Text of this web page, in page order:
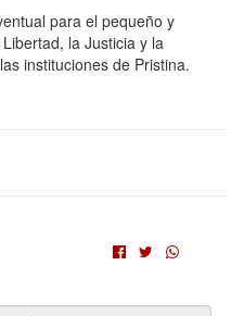
para el pequeño y
la Justicia y la
instituciones de Pristina.